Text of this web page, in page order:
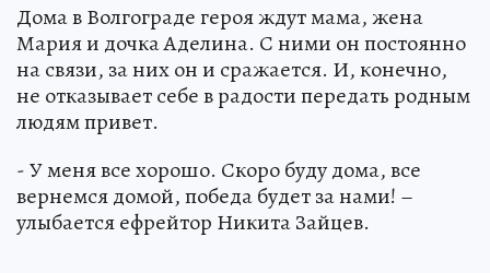
Дома в Волгограде героя ждут мама, жена
Мария и дочка Аделина. С ними он постоянно
на связи, за них он и сражается. И, конечно,
не отказывает себе в радости передать родным
людям привет.
- У меня все хорошо. Скоро буду дома, все
вернемся домой, победа будет за нами! –
улыбается ефрейтор Никита Зайцев.